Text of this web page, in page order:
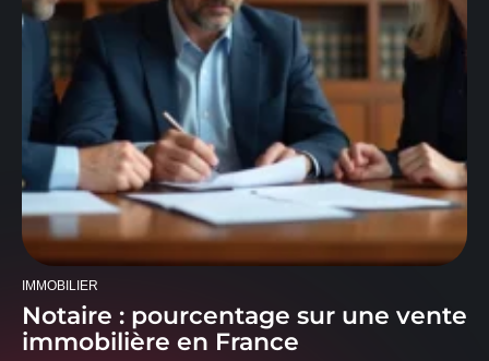
IMMOBILIER
Notaire : pourcentage sur une vente
immobilière en France